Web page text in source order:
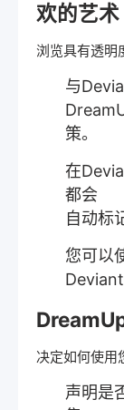
欢的艺术
浏览具有透明
与
策。
在
都会
自动标
您可以
决定如何使用
声明是